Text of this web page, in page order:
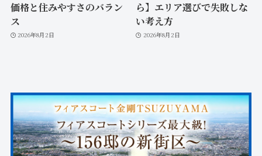
価格と住みやすさのバラン
ス
2026年8月2日
ら】エリア選びで失敗しな
い考え方
2026年8月2日